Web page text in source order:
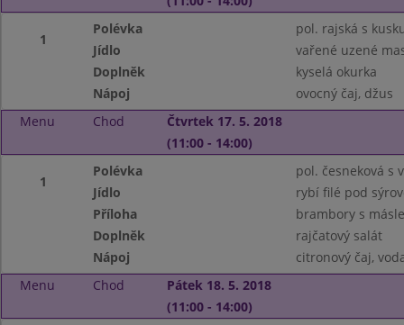
1
Polévka
pol. rajská s
Jídlo
vařené uzené
Doplněk
kyselá okurka
Nápoj
ovocný čaj, džus
Menu
Chod
Čtvrtek 17. 5. 2018
(11:00 - 14:00)
1
Polévka
pol. česneková s
Jídlo
rybí filé pod
Příloha
brambory s
Doplněk
rajčatový salát
Nápoj
citronový čaj,
Menu
Chod
Pátek 18. 5. 2018
(11:00 - 14:00)